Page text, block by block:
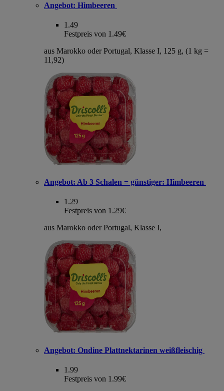
Angebot: Himbeeren
1.49
Festpreis von 1.49€
aus Marokko oder Portugal, Klasse I, 125 g, (1 kg =
11,92)
Angebot: Ab 3 Schalen = günstiger: Himbeeren
1.29
Festpreis von 1.29€
aus Marokko oder Portugal, Klasse I,
Angebot: Ondine Plattnektarinen weißfleischig
1.99
Festpreis von 1.99€